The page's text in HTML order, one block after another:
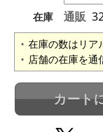
在庫
通販
在庫の数はリア
店舗の在庫を通
カート